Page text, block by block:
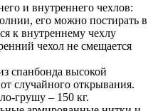
и внутреннего чехлов:
его можно постирать в
к внутреннему чехлу
чехол не смещается
спанбонда высокой
случайного открывания.
грушу – 150 кг.